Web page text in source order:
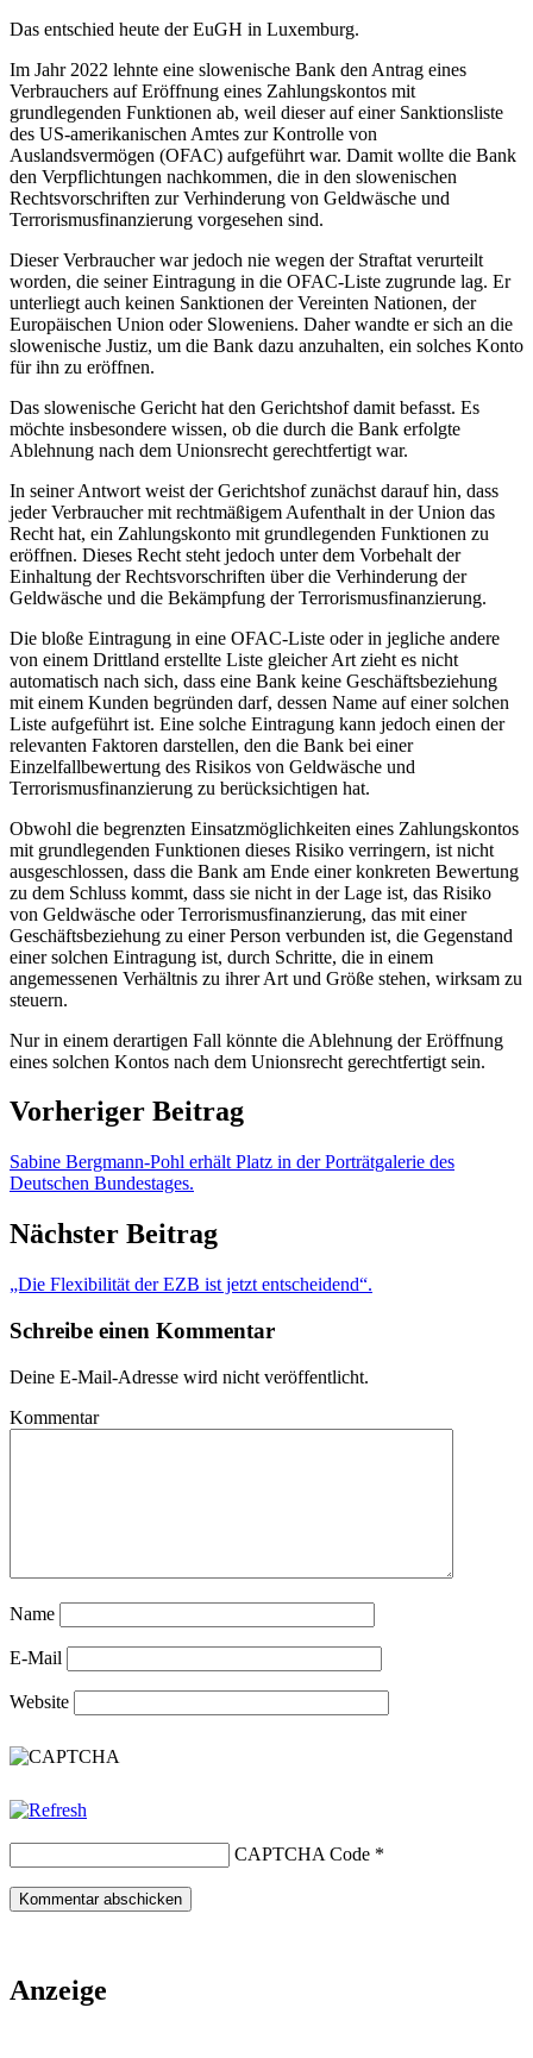
Das entschied heute der EuGH in Luxemburg.
Im Jahr 2022 lehnte eine slowenische Bank den Antrag eines
Verbrauchers auf Eröffnung eines Zahlungskontos mit
grundlegenden Funktionen ab, weil dieser auf einer Sanktionsliste
des US-amerikanischen Amtes zur Kontrolle von
Auslandsvermögen (OFAC) aufgeführt war. Damit wollte die Bank
den Verpflichtungen nachkommen, die in den slowenischen
Rechtsvorschriften zur Verhinderung von Geldwäsche und
Terrorismusfinanzierung vorgesehen sind.
Dieser Verbraucher war jedoch nie wegen der Straftat verurteilt
worden, die seiner Eintragung in die OFAC-Liste zugrunde lag. Er
unterliegt auch keinen Sanktionen der Vereinten Nationen, der
Europäischen Union oder Sloweniens. Daher wandte er sich an die
slowenische Justiz, um die Bank dazu anzuhalten, ein solches Konto
für ihn zu eröffnen.
Das slowenische Gericht hat den Gerichtshof damit befasst. Es
möchte insbesondere wissen, ob die durch die Bank erfolgte
Ablehnung nach dem Unionsrecht gerechtfertigt war.
In seiner Antwort weist der Gerichtshof zunächst darauf hin, dass
jeder Verbraucher mit rechtmäßigem Aufenthalt in der Union das
Recht hat, ein Zahlungskonto mit grundlegenden Funktionen zu
eröffnen. Dieses Recht steht jedoch unter dem Vorbehalt der
Einhaltung der Rechtsvorschriften über die Verhinderung der
Geldwäsche und die Bekämpfung der Terrorismusfinanzierung.
Die bloße Eintragung in eine OFAC-Liste oder in jegliche andere
von einem Drittland erstellte Liste gleicher Art zieht es nicht
automatisch nach sich, dass eine Bank keine Geschäftsbeziehung
mit einem Kunden begründen darf, dessen Name auf einer solchen
Liste aufgeführt ist. Eine solche Eintragung kann jedoch einen der
relevanten Faktoren darstellen, den die Bank bei einer
Einzelfallbewertung des Risikos von Geldwäsche und
Terrorismusfinanzierung zu berücksichtigen hat.
Obwohl die begrenzten Einsatzmöglichkeiten eines Zahlungskontos
mit grundlegenden Funktionen dieses Risiko verringern, ist nicht
ausgeschlossen, dass die Bank am Ende einer konkreten Bewertung
zu dem Schluss kommt, dass sie nicht in der Lage ist, das Risiko
von Geldwäsche oder Terrorismusfinanzierung, das mit einer
Geschäftsbeziehung zu einer Person verbunden ist, die Gegenstand
einer solchen Eintragung ist, durch Schritte, die in einem
angemessenen Verhältnis zu ihrer Art und Größe stehen, wirksam zu
steuern.
Nur in einem derartigen Fall könnte die Ablehnung der Eröffnung
eines solchen Kontos nach dem Unionsrecht gerechtfertigt sein.
Vorheriger Beitrag
Sabine Bergmann-Pohl erhält Platz in der Porträtgalerie des
Deutschen Bundestages.
Nächster Beitrag
„Die Flexibilität der EZB ist jetzt entscheidend“.
Schreibe einen Kommentar
Deine E-Mail-Adresse wird nicht veröffentlicht.
Kommentar
Name
E-Mail
Website
CAPTCHA Code *
Anzeige